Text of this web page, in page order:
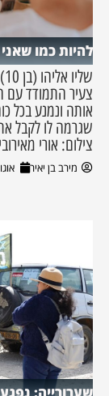
להיות כמו שאני
צעיר התמודד עם
אותה ונמנע בכל
שגרמה לו לקבל
צילום: אורי
מירב בן יאיר